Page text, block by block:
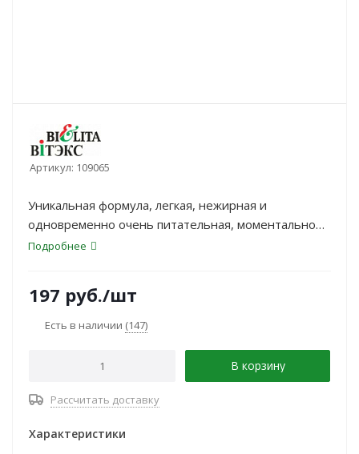
Артикул: 109065
Уникальная формула, легкая, нежирная и
одновременно очень питательная, моментально
дарит коже шелковистую гладкость, мягкость и
Подробнее
197 руб./шт
Есть в наличии (147)
В корзину
Рассчитать доставку
Характеристики